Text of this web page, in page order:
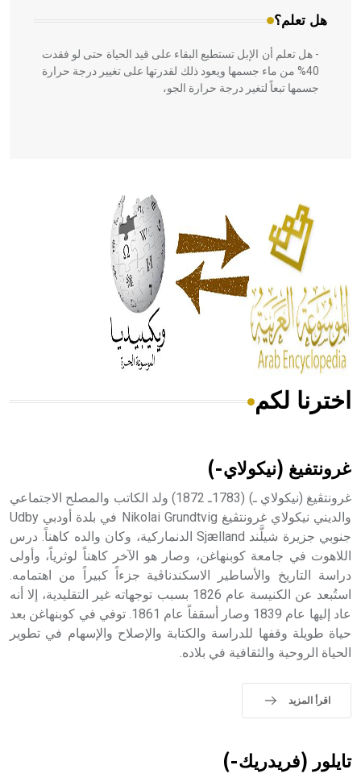
هل تعلم؟
- هل تعلم أن الإبل تستطيع البقاء على قيد الحياة حتى لو فقدت
40% من ماء جسمها ويعود ذلك لقدرتها على تغيير درجة حرارة
جسمها تبعاً لتغير درجة حرارة الجو،
الحكم، الأدلة، تنظيم التغذية، ورسالته في جروح الرأس. ويعود
له الفضل بأنه حرر الطب من الدين والفلسفة.
- هل تعلم أن المرجان إفراز حيواني يتكون في البحر ويتركب
من مادة كربونات الكلسيوم، وهو أحمر أو شديد الحمرة وهو
أجود أنواعه، ويمتاز بكبر الحجم ويسمى الش
هل تعلم أن الأبسيد كلمة فرنسية اللفظ تم اعتمادها مصطلحاً
- هل تعلم أن أبجر Abgar اسم معروف جيداً يعود إلى عدد من
الملوك الذين حكموا مدينة إديسا (الرها) من أبجر الأول وحتى
التاسع، وهم ينتسبون إلى أسرة أوسروين
حيث تقتصر القيمة الصوتية للعلامة الك
اخترنا لكم
غرونتفيغ (نيكولاي-)
غرونتڤيغ (نيكولاي ـ) (1783ـ 1872) ولد الكاتب والمصلح الاجتماعي
والديني نيكولاي غرونتڤيغ Nikolai Grundtvig في بلدة أودبي Udby
جنوبي جزيرة شيلَّند Sjælland الدنماركية، وكان والده كاهناً. درس
اللاهوت في جامعة كوبنهاغن، وصار هو الآخر كاهناً لوثرياً، وأولى
دراسة التاريخ والأساطير الاسكندناڤية جزءاً كبيراً من اهتمامه.
استُبعد عن الكنيسة عام 1826 بسبب توجهاته غير التقليدية، إلا أنه
عاد إليها عام 1839 وصار أسقفاً عام 1861. توفي في كوبنهاغن بعد
حياة طويلة وقفها للدراسة والكتابة والإصلاح والإسهام في تطوير
الحياة الروحية والثقافية في بلاده.
اقرأ المزيد
تايلور (فريدريك-)